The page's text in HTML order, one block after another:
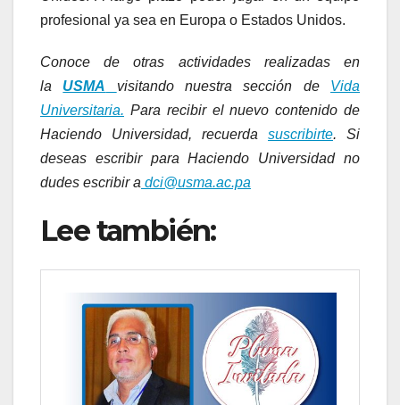
profesional ya sea en Europa o Estados Unidos.
Conoce de otras actividades realizadas en
la USMA visitando nuestra sección de Vida
Universitaria. Para recibir el nuevo contenido de
Haciendo Universidad, recuerda suscribirte. Si
deseas escribir para Haciendo Universidad no
dudes escribir a dci@usma.ac.pa
Lee también: